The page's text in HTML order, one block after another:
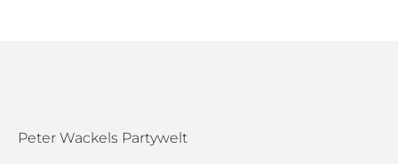
Peter Wackels Partywelt